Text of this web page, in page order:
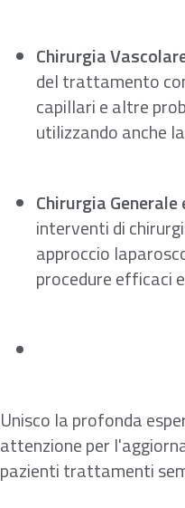
Chirurgia
del trattamento
capillari e altre
utilizzando anche la
Chirurgia
interventi di
approccio
procedure efficaci
Unisco la profonda
attenzione per
pazienti trattamenti